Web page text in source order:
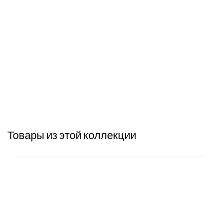
Товары из этой коллекции